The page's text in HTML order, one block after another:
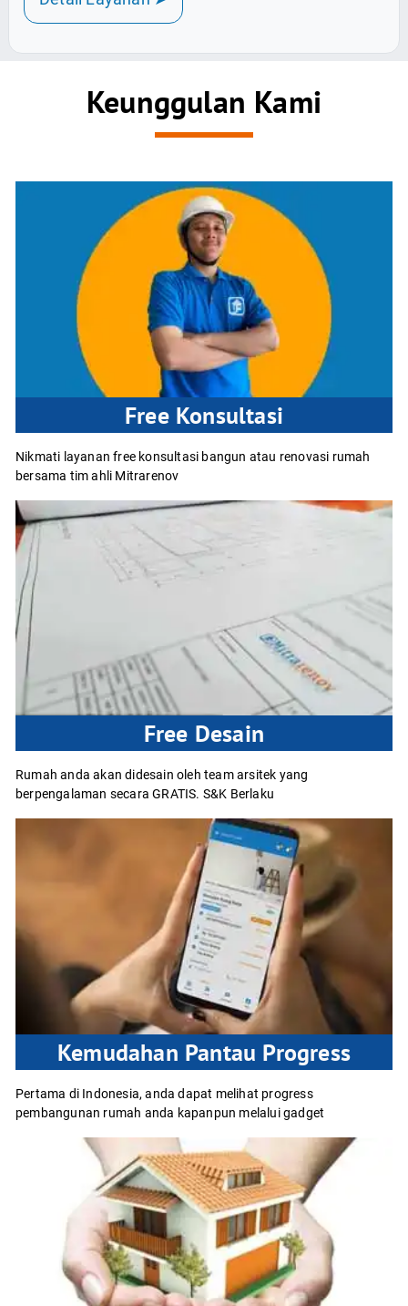
Keunggulan Kami
Free Konsultasi
Nikmati layanan free konsultasi bangun atau renovasi rumah
bersama tim ahli Mitrarenov
Free Desain
Rumah anda akan didesain oleh team arsitek yang
berpengalaman secara GRATIS. S&K Berlaku
Kemudahan Pantau Progress
Pertama di Indonesia, anda dapat melihat progress
pembangunan rumah anda kapanpun melalui gadget